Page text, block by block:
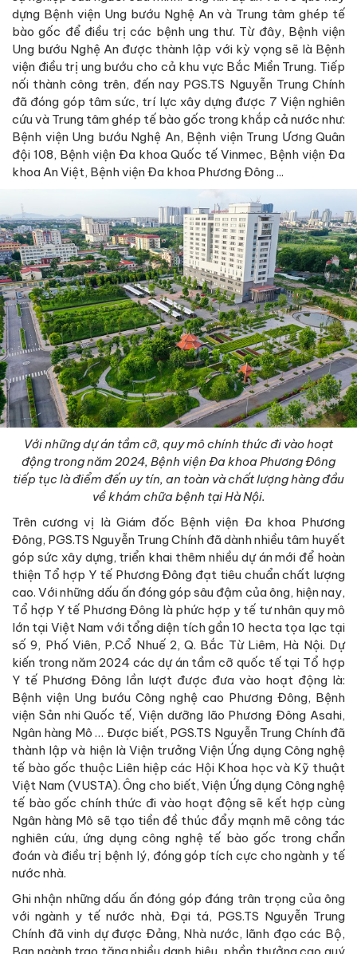
dựng Bệnh viện Ung bướu Nghệ An và Trung tâm ghép tế
bào gốc để điều trị các bệnh ung thư. Từ đây, Bệnh viện
Ung bướu Nghệ An được thành lập với kỳ vọng sẽ là Bệnh
viện điều trị ung bướu cho cả khu vực Bắc Miền Trung. Tiếp
nối thành công trên, đến nay PGS.TS Nguyễn Trung Chính
đã đóng góp tâm sức, trí lực xây dựng được 7 Viện nghiên
cứu và Trung tâm ghép tế bào gốc trong khắp cả nước như:
Bệnh viện Ung bướu Nghệ An, Bệnh viện Trung Ương Quân
đội 108, Bệnh viện Đa khoa Quốc tế Vinmec, Bệnh viện Đa
khoa An Việt, Bệnh viện Đa khoa Phương Đông ...
Với những dự án tầm cỡ, quy mô chính thức đi vào hoạt
động trong năm 2024, Bệnh viện Đa khoa Phương Đông
tiếp tục là điểm đến uy tín, an toàn và chất lượng hàng đầu
về khám chữa bệnh tại Hà Nội.
Trên cương vị là Giám đốc Bệnh viện Đa khoa Phương
Đông, PGS.TS Nguyễn Trung Chính đã dành nhiều tâm huyết
góp sức xây dựng, triển khai thêm nhiều dự án mới để hoàn
thiện Tổ hợp Y tế Phương Đông đạt tiêu chuẩn chất lượng
cao. Với những dấu ấn đóng góp sâu đậm của ông, hiện nay,
Tổ hợp Y tế Phương Đông là phức hợp y tế tư nhân quy mô
lớn tại Việt Nam với tổng diện tích gần 10 hecta tọa lạc tại
số 9, Phố Viên, P.Cổ Nhuế 2, Q. Bắc Từ Liêm, Hà Nội. Dự
kiến trong năm 2024 các dự án tầm cỡ quốc tế tại Tổ hợp
Y tế Phương Đông lần lượt được đưa vào hoạt động là:
Bệnh viện Ung bướu Công nghệ cao Phương Đông, Bệnh
viện Sản nhi Quốc tế, Viện dưỡng lão Phương Đông Asahi,
Ngân hàng Mô … Được biết, PGS.TS Nguyễn Trung Chính đã
thành lập và hiện là Viện trưởng Viện Ứng dụng Công nghệ
tế bào gốc thuộc Liên hiệp các Hội Khoa học và Kỹ thuật
Việt Nam (VUSTA). Ông cho biết, Viện Ứng dụng Công nghệ
tế bào gốc chính thức đi vào hoạt động sẽ kết hợp cùng
Ngân hàng Mô sẽ tạo tiền đề thúc đẩy mạnh mẽ công tác
nghiên cứu, ứng dụng công nghệ tế bào gốc trong chẩn
đoán và điều trị bệnh lý, đóng góp tích cực cho ngành y tế
nước nhà.
Ghi nhận những dấu ấn đóng góp đáng trân trọng của ông
với ngành y tế nước nhà, Đại tá, PGS.TS Nguyễn Trung
Chính đã vinh dự được Đảng, Nhà nước, lãnh đạo các Bộ,